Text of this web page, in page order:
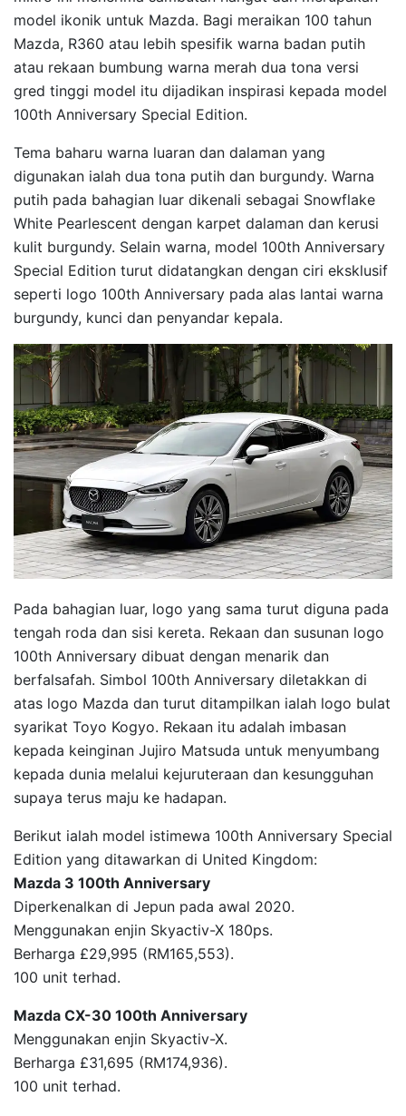
model ikonik untuk Mazda. Bagi meraikan 100 tahun
Mazda, R360 atau lebih spesifik warna badan putih
atau rekaan bumbung warna merah dua tona versi
gred tinggi model itu dijadikan inspirasi kepada model
100th Anniversary Special Edition.
Tema baharu warna luaran dan dalaman yang
digunakan ialah dua tona putih dan burgundy. Warna
putih pada bahagian luar dikenali sebagai Snowflake
White Pearlescent dengan karpet dalaman dan kerusi
kulit burgundy. Selain warna, model 100th Anniversary
Special Edition turut didatangkan dengan ciri eksklusif
seperti logo 100th Anniversary pada alas lantai warna
burgundy, kunci dan penyandar kepala.
Pada bahagian luar, logo yang sama turut diguna pada
tengah roda dan sisi kereta. Rekaan dan susunan logo
100th Anniversary dibuat dengan menarik dan
berfalsafah. Simbol 100th Anniversary diletakkan di
atas logo Mazda dan turut ditampilkan ialah logo bulat
syarikat Toyo Kogyo. Rekaan itu adalah imbasan
kepada keinginan Jujiro Matsuda untuk menyumbang
kepada dunia melalui kejuruteraan dan kesungguhan
supaya terus maju ke hadapan.
Berikut ialah model istimewa 100th Anniversary Special
Edition yang ditawarkan di United Kingdom:
Mazda 3 100th Anniversary
Diperkenalkan di Jepun pada awal 2020.
Menggunakan enjin Skyactiv-X 180ps.
Berharga £29,995 (RM165,553).
100 unit terhad.
Mazda CX-30 100th Anniversary
Menggunakan enjin Skyactiv-X.
Berharga £31,695 (RM174,936).
100 unit terhad.